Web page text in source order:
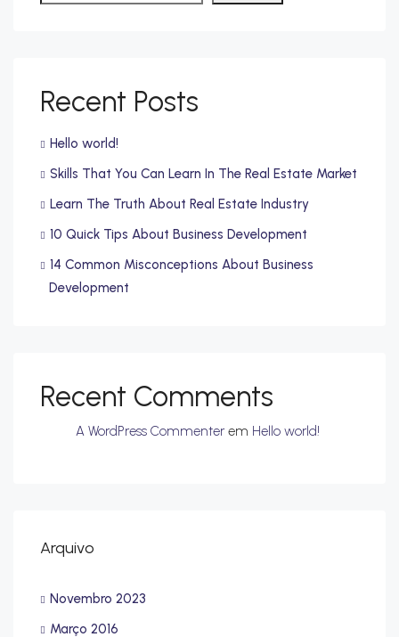
Recent Posts
Hello world!
Skills That You Can Learn In The Real Estate Market
Learn The Truth About Real Estate Industry
10 Quick Tips About Business Development
14 Common Misconceptions About Business
Development
Recent Comments
A WordPress Commenterem Hello world!
Arquivo
Novembro 2023
Março 2016